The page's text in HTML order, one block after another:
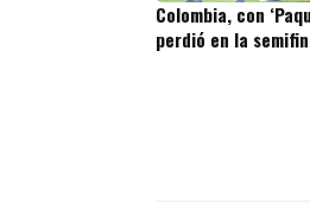
Colombia, con
perdió en la